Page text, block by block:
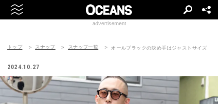
advertisement
トップ スナップ スナップ一覧 オールブラックの決め手はジャストサイズ
2024.10.27